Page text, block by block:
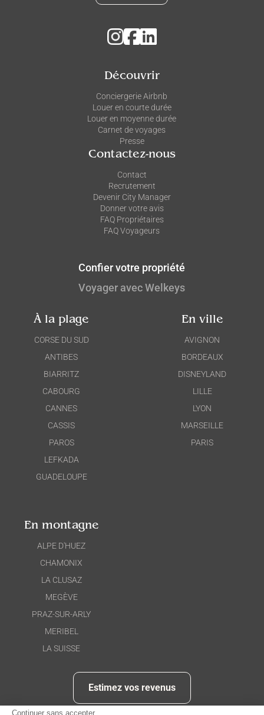
Découvrir
Conciergerie Airbnb
Louer en courte durée
Louer en moyenne durée
Carnet de voyages
Presse
Contactez-nous
Contact
Recrutement
Devenir City Manager
Donner votre avis
FAQ Propriétaires
FAQ Voyageurs
Voyager avec Welkeys
Confier votre propriété
À la plage
CORSE DU SUD
ANTIBES
BIARRITZ
CABOURG
CANNES
CASSIS
PAROS
LEFKADA
GUADELOUPE
En ville
AVIGNON
BORDEAUX
DISNEYLAND
LILLE
LYON
MARSEILLE
PARIS
En montagne
ALPE D'HUEZ
CHAMONIX
LA CLUSAZ
MEGÈVE
PRAZ-SUR-ARLY
MERIBEL
LA SUISSE
Estimez vos revenus
Continuer sans accepter